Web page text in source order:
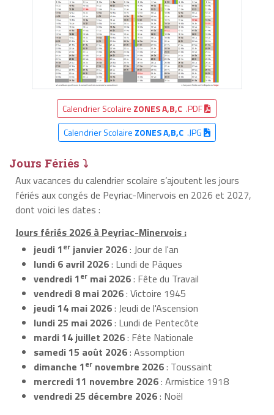
Calendrier Scolaire ZONES A,B,C .PDF
Calendrier Scolaire ZONES A,B,C.JPG
Jours Fériés ⤵
Aux vacances du calendrier scolaire s’ajoutent les jours
fériés aux congés de Peyriac-Minervois en 2026 et 2027,
dont voici les dates :
Jours fériés 2026 à Peyriac-Minervois :
jeudi 1er janvier 2026: Jour de l'an
lundi 6 avril 2026: Lundi de Pâques
vendredi 1er mai 2026: Fête du Travail
vendredi 8 mai 2026: Victoire 1945
jeudi 14 mai 2026: Jeudi de l'Ascension
lundi 25 mai 2026: Lundi de Pentecôte
mardi 14 juillet 2026: Fête Nationale
samedi 15 août 2026: Assomption
dimanche 1er novembre 2026: Toussaint
mercredi 11 novembre 2026: Armistice 1918
vendredi 25 décembre 2026: Noël